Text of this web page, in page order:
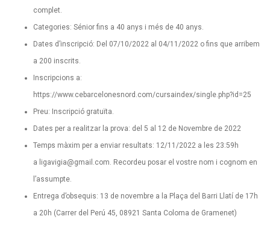
complet.
Categories: Sénior fins a 40 anys i més de 40 anys.
Dates d’inscripció: Del 07/10/2022 al 04/11/2022 o fins que arribem
a 200 inscrits.
Inscripcions a:
https://www.cebarcelonesnord.com/cursaindex/single.php?id=25
Preu: Inscripció gratuïta.
Dates per a realitzar la prova: del 5 al 12 de Novembre de 2022
Temps màxim per a enviar resultats: 12/11/2022 a les 23:59h
a ligavigia@gmail.com. Recordeu posar el vostre nom i cognom en
l’assumpte.
Entrega d’obsequis: 13 de novembre a la Plaça del Barri Llatí de 17h
a 20h (Carrer del Perú 45, 08921 Santa Coloma de Gramenet)